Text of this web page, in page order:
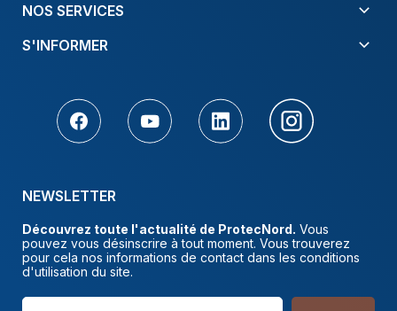
NOS SERVICES
S'INFORMER
NEWSLETTER
Découvrez toute l'actualité de ProtecNord. Vous
pouvez vous désinscrire à tout moment. Vous trouverez
pour cela nos informations de contact dans les conditions
d'utilisation du site.